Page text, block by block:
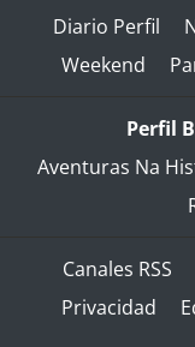
Diario Perfil
Weekend
Perfil
Aventuras Na
Canales RSS
Privacidad